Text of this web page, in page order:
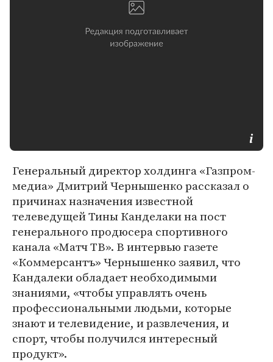
Генеральный директор холдинга «Газпром-
медиа» Дмитрий Чернышенко рассказал о
причинах назначения известной
телеведущей Тины Канделаки на пост
генерального продюсера спортивного
канала «Матч ТВ». В интервью газете
«Коммерсантъ» Чернышенко заявил, что
Кандалеки обладает необходимыми
знаниями, «чтобы управлять очень
профессиональными людьми, которые
знают и телевидение, и развлечения, и
спорт, чтобы получился интересный
продукт».